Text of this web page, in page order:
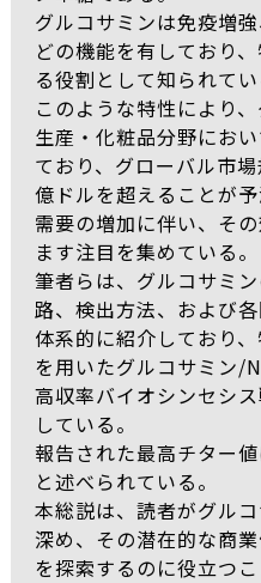
グルコサミンは免疫増
どの機能を有しており
る役割として知られてい
このような特性により
生産・化粧品分野にお
ており、グローバル市
億ドルを超えることが予
需要の増加に伴い、そ
ます注目を集めている。
筆者らは、グルコサミ
路、検出方法、および
体系的に紹介しており
を用いたグルコサミン/
高収率バイオシンセシ
している。
報告された最高チター
と述べられている。
本総説は、読者がグル
深め、その潜在的な商
を探索するのに役立つ